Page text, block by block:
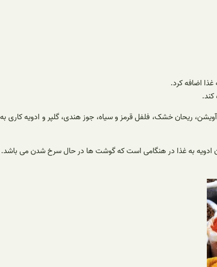
اضافه کرد.
ریحان خشک، فلفل قرمز و سیاه، جوز هندی، گلپر و ادویه کاری به